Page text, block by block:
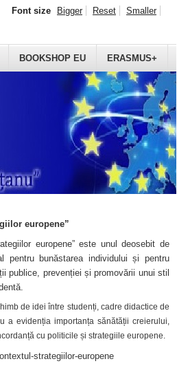
BOOKSHOP EU ERASMUS+
Font size Bigger Reset Smaller
europene”
europene” este unul deosebit de
pentru bunăstarea individului și pentru
publice, prevenției și promovării unui stil
de idei între studenți, cadre didactice de
a evidenția importanța sănătății creierului,
cu politicile și strategiile europene.
strategiilor-europene